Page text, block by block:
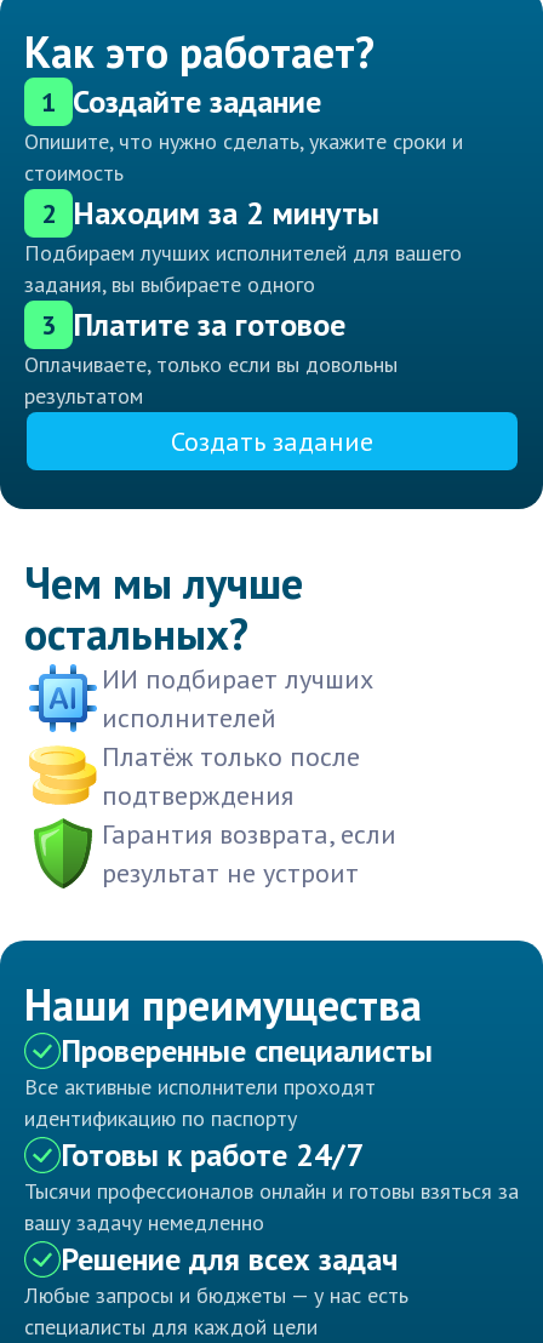
Как это работает?
1 Создайте задание
Опишите, что нужно сделать, укажите сроки и
стоимость
2 Находим за 2 минуты
Подбираем лучших исполнителей для вашего
задания, вы выбираете одного
3 Платите за готовое
Оплачиваете, только если вы довольны
результатом
Создать задание
Чем мы лучше
остальных?
ИИ подбирает лучших
исполнителей
Платёж только после
подтверждения
Гарантия возврата, если
результат не устроит
Наши преимущества
Проверенные специалисты
Все активные исполнители проходят
идентификацию по паспорту
Готовы к работе 24/7
Тысячи профессионалов онлайн и готовы взяться за
вашу задачу немедленно
Решение для всех задач
Любые запросы и бюджеты — у нас есть
специалисты для каждой цели